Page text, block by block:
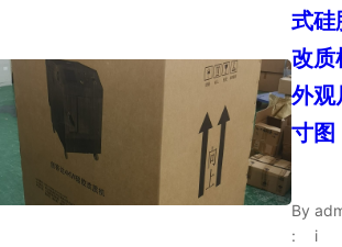
式硅
改质
外观
寸图
By
:
i